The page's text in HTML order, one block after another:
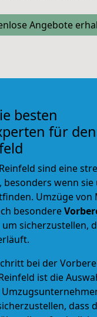
Angebote
besten
für
sind eine
besonders wenn
Umzüge von
besondere
um sicherzustellen,
bei der
ist die
dass